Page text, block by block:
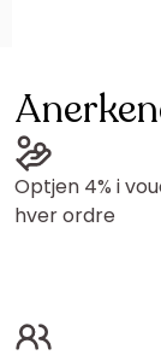
Optjen 4% i
hver ordre